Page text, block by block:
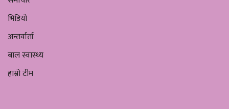
भिडियो
अन्तर्वार्ता
बाल स्वास्थ्य
हाम्रो टीम